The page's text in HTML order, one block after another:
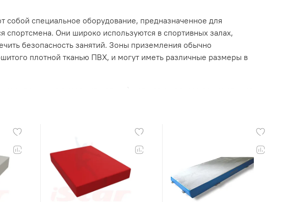
собой специальное оборудование, предназначенное для
спортсмена. Они широко используются в спортивных залах,
безопасность занятий. Зоны приземления обычно
плотной тканью ПВХ, и могут иметь различные размеры в
прыжки в высоту или длину) маты зоны приземления служат
использоваться в тренажерных залах для выполнения